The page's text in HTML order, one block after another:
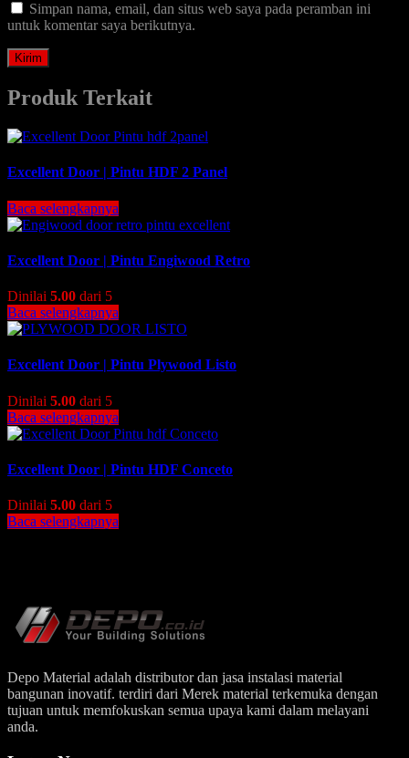
Simpan nama, email, dan situs web saya pada peramban ini
untuk komentar saya berikutnya.
Produk Terkait
Excellent Door | Pintu HDF 2 Panel
Baca selengkapnya
Excellent Door | Pintu Engiwood Retro
Dinilai 5.00 dari 5
Baca selengkapnya
Excellent Door | Pintu Plywood Listo
Dinilai 5.00 dari 5
Baca selengkapnya
Excellent Door | Pintu HDF Conceto
Dinilai 5.00 dari 5
Baca selengkapnya
Depo Material adalah distributor dan jasa instalasi material
bangunan inovatif. terdiri dari Merek material terkemuka dengan
tujuan untuk memfokuskan semua upaya kami dalam melayani
anda.